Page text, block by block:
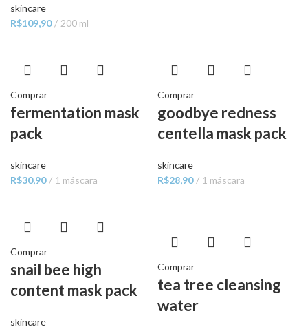
skincare
R$109,90 200 ml
Comprar
fermentation mask
pack
skincare
R$30,90 1 máscara
Comprar
goodbye redness
centella mask pack
skincare
R$28,90 1 máscara
Comprar
snail bee high
content mask pack
skincare
Comprar
tea tree cleansing
water